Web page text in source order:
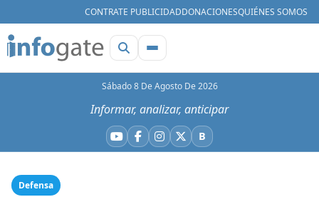
CONTRATE PUBLICIDADDONACIONESQUIÉNES SOMOS
Sábado 8 De Agosto De 2026
Informar, analizar, anticipar
YouTube
Facebook
Instagram
X BBluesky
Defensa